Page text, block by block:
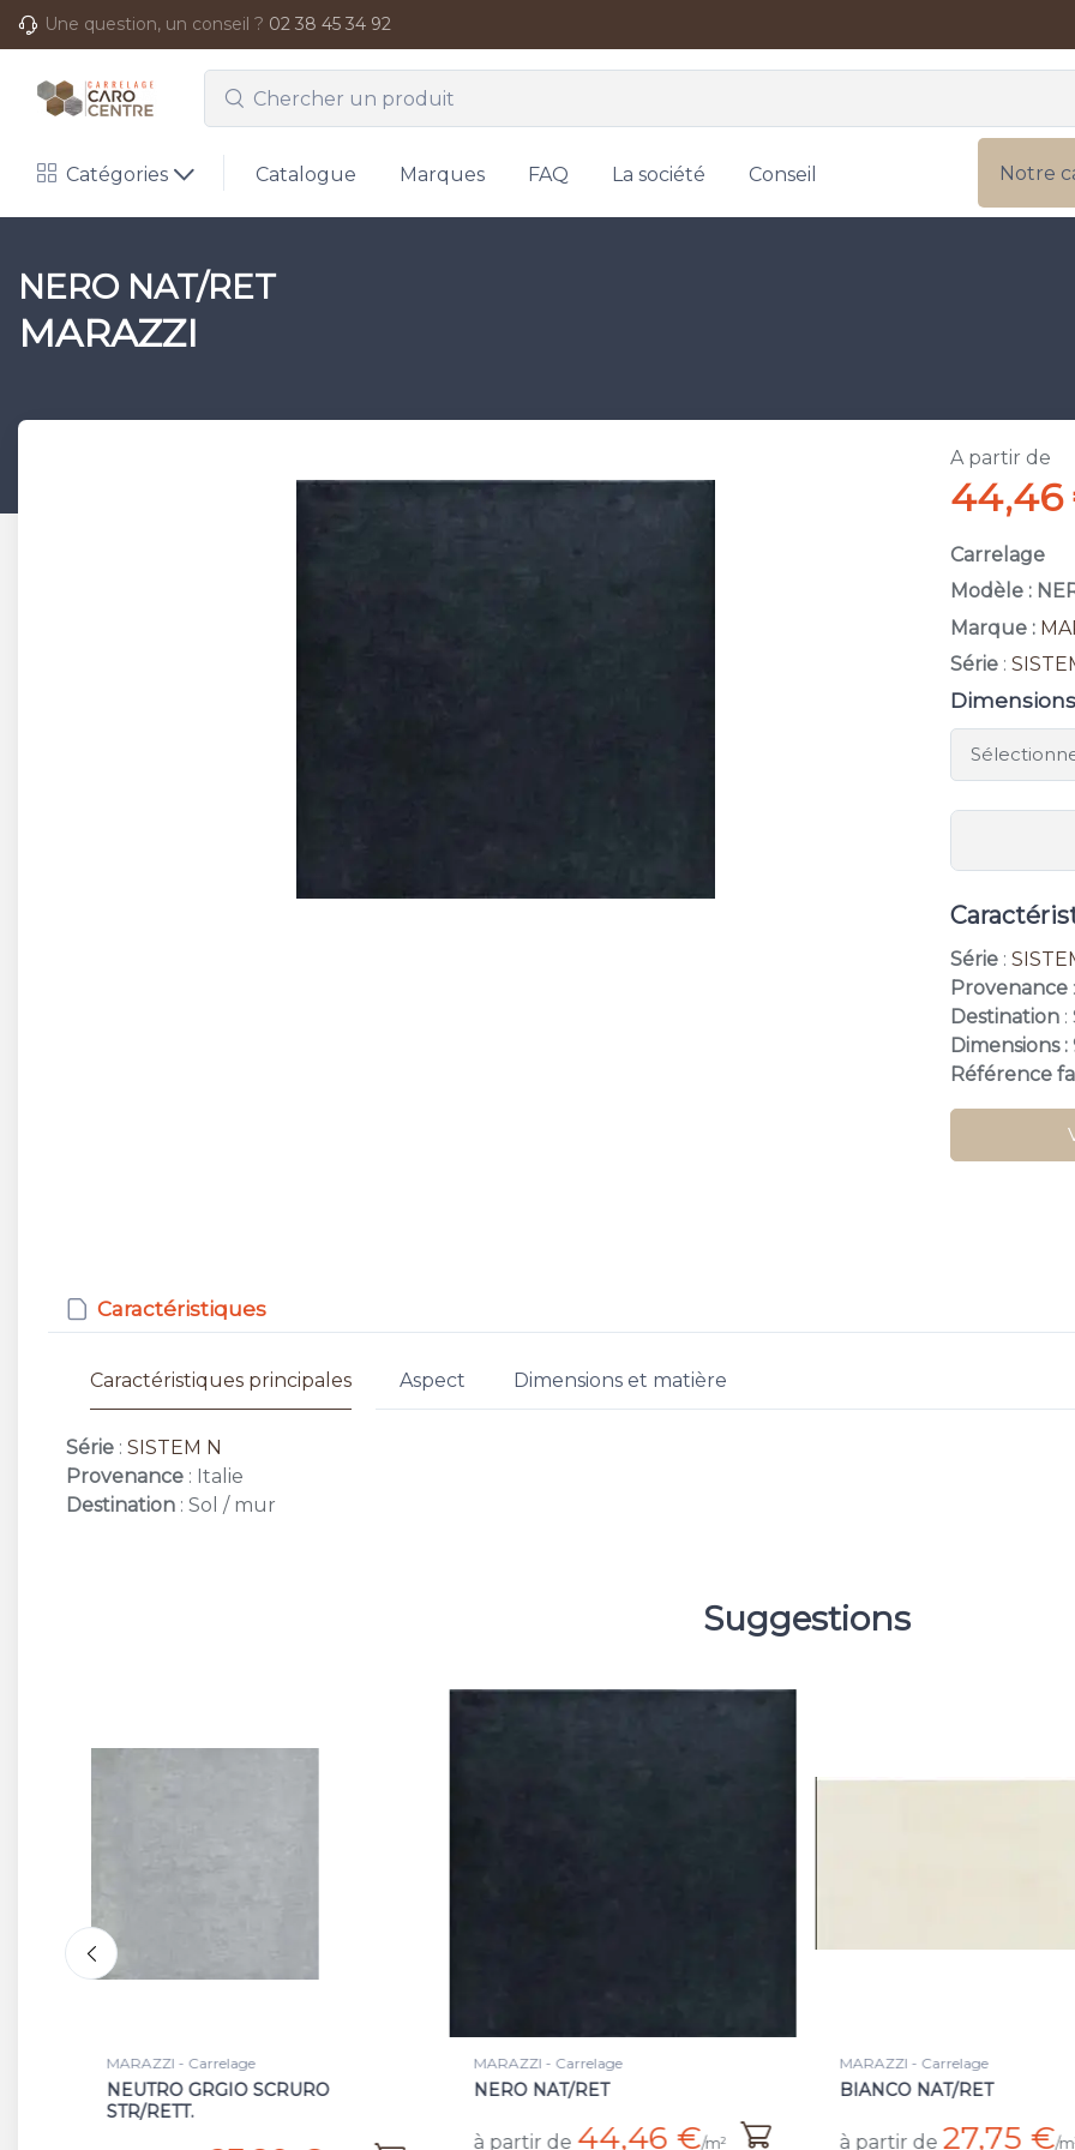
Une question, un conseil ? 02 38 45 34 92
Catégories Catalogue Marques FAQ La société Conseil Notre
NERO NAT/RET
MARAZZI
A partir de
44,46
Carrelage
Modèle :
Marque :
Série :
Dimensions
Série :
Provenance
Destination :
Dimensions
Référence
Caractéristiques
Caractéristiques principales Aspect Dimensions et matière
Série : SISTEM N
Provenance : Italie
Destination : Sol / mur
Suggestions
MARAZZI - Carrelage
NERO NAT/RET
/m²
MARAZZI - Carrelage
BIANCO NAT/RET
à partir de 27,75 €/m²
MARAZZI - Carrelage
NEUTRO TORTORA NAT
à partir de 28 €/m²